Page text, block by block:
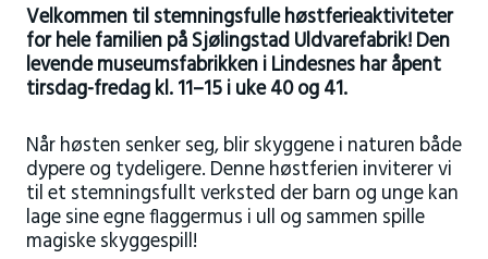
Velkommen til stemningsfulle høstferieaktiviteter
for hele familien på Sjølingstad Uldvarefabrik! Den
levende museumsfabrikken i Lindesnes har åpent
tirsdag-fredag kl. 11–15 i uke 40 og 41.
Når høsten senker seg, blir skyggene i naturen både
dypere og tydeligere. Denne høstferien inviterer vi
til et stemningsfullt verksted der barn og unge kan
lage sine egne flaggermus i ull og sammen spille
magiske skyggespill!